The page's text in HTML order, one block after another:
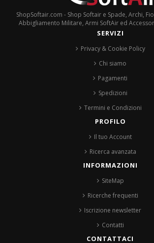
ShopSoftair.com - Shop Softair e Spade, Archi,
Abbigliamento Militare, Armi SoftAir ed
SERVIZI
Privacy & Cookie Policy
Chi siamo
Pagamenti
Spedizioni
Termini e Condizioni
PROFILO
Il tuo Account
Ricerca avanzata
INFORMAZIONI
SiteMap
Ricerche frequenti
Iscrizione newsletter
Contatti
CONTATTACI